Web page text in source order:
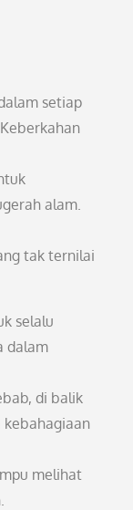
setiap
alam.
tak ternilai
selalu
dalam
di balik
kebahagiaan
melihat